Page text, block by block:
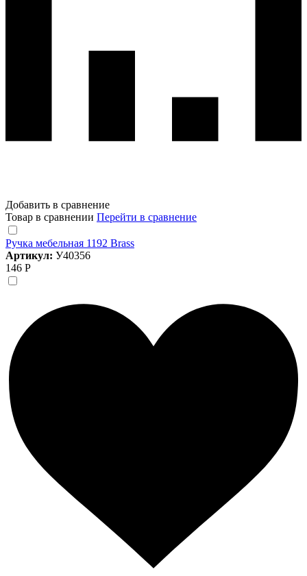
Добавить в сравнение
Товар в сравнении Перейти в сравнение
Ручка мебельная 1192 Brass
Артикул: У40356
146 Р